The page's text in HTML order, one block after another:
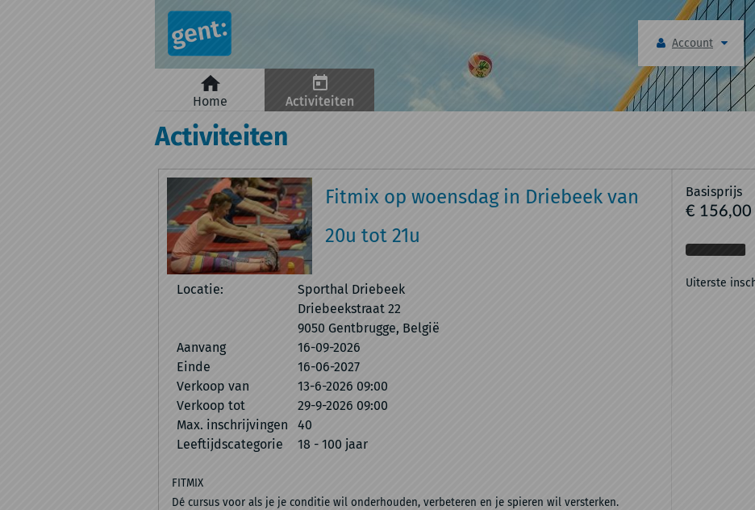
Account
Home Activiteiten
Activiteiten
Fitmix op woensdag in Driebeek van
20u tot 21u
Locatie:
Sporthal Driebeek
Driebeekstraat 22
9050 Gentbrugge, België
Aanvang
16-09-2026
Einde
16-06-2027
Verkoop van
13-6-2026 09:00
Verkoop tot
29-9-2026 09:00
Max. inschrijvingen
40
Leeftijdscategorie
18 - 100 jaar
FITMIX
Dé cursus voor als je je conditie wil onderhouden, verbeteren en je spieren wil versterken.
Basisprijs
€ 156,00
Uiterste